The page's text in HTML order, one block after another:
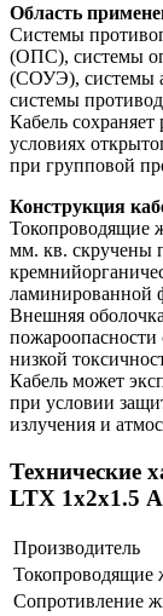
Область
Системы
(ОПС), системы
(СОУЭ), системы
системы
Кабель сохраняет
условиях
при групповой
Конструкция
Токопроводящие
мм. кв. скручены
ламинированной
Внешняя
низкой
Кабель может
при условии
излучения и
Технические
LTX 1х2х1.5
Производитель
Токопроводящие
Сопротивление